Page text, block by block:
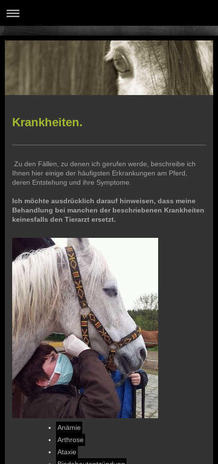
Krankheiten.
Zu den Fällen, zu denen ich gerufen werde, beschreibe ich
Ihnen hier einige der häufigsten Erkrankungen am Pferd,
deren Entstehung und ihre Symptome.
Ich möchte ausdrücklich darauf hinweisen, dass meine
Behandlung bei manchen der beschriebenen Krankheiten
keinesfalls den Tierarzt ersetzt.
Anämie
Arthrose
Ataxie